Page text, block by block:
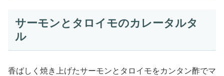
サーモンとタロイモのカレータルタ
ル
香ばしく焼き上げたサーモンとタロイモをカンタン酢でマ